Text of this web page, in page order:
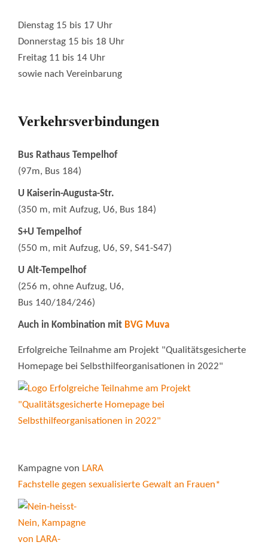
Dienstag 15 bis 17 Uhr
Donnerstag 15 bis 18 Uhr
Freitag 11 bis 14 Uhr
sowie nach Vereinbarung
Verkehrsverbindungen
Bus Rathaus Tempelhof
(97m, Bus 184)
U Kaiserin-Augusta-Str.
(350 m, mit Aufzug, U6, Bus 184)
S+U Tempelhof
(550 m, mit Aufzug, U6, S9, S41-S47)
U Alt-Tempelhof
(256 m, ohne Aufzug, U6,
Bus 140/184/246)
Auch in Kombination mit BVG Muva
Erfolgreiche Teilnahme am Projekt "Qualitätsgesicherte
Homepage bei Selbsthilfeorganisationen in 2022"
Kampagne von LARA
Fachstelle gegen sexualisierte Gewalt an Frauen*